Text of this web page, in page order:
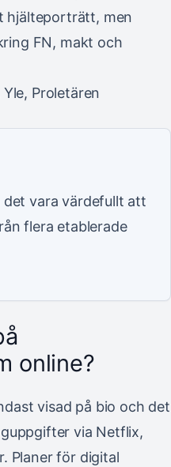
hjälteporträtt, men
FN, makt och
Proletären
det vara värdefullt att
flera etablerade
online?
visad på bio och det
via Netflix,
Planer för digital